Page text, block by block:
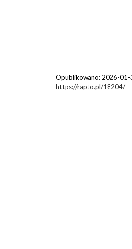
Opublikowano: 2026-
https://rapto.pl/18204/